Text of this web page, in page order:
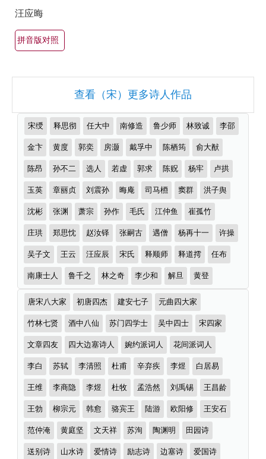
（全
部
所
集
古
诗
全
名
古
诗
（精
首）
汪应晦
拼音版对照
查看（宋）更多诗人作品
推
荐
作
者
宋绶 释思彻 任大中 南修造 鲁少师 林致诚 李邵
金卞 黄度 郭奕 房灏 戴孚中 陈栖筠 俞大猷
陈昂 孙不二 选人 若虚 郭求 陈贶 杨牢 卢拱
玉英 章丽贞 刘震孙 晦庵 司马槱 窦群 洪子舆
沈彬 张渊 萧宗 孙作 毛氏 江仲鱼 崔孤竹
庄珙 郑思忱 赵汝铎 张嗣古 遇僧 杨再十一 许操
吴子文 王云 汪应辰 宋氏 释顺师 释道摴 任布
南康士人 鲁千之 林之奇 李少和 解旦 黄登
诗
词
分
类
唐宋八大家 初唐四杰 建安七子 元曲四大家
竹林七贤 酒中八仙 苏门四学士 吴中四士 宋四家
文章四友 四大边塞诗人 婉约派词人 花间派词人
李白 苏轼 李清照 杜甫 辛弃疾 李煜 白居易
王维 李商隐 李煜 杜牧 孟浩然 刘禹锡 王昌龄
王勃 柳宗元 韩愈 骆宾王 陆游 欧阳修 王安石
范仲淹 黄庭坚 文天祥 苏洵 陶渊明 田园诗
送别诗 山水诗 爱情诗 励志诗 边塞诗 爱国诗